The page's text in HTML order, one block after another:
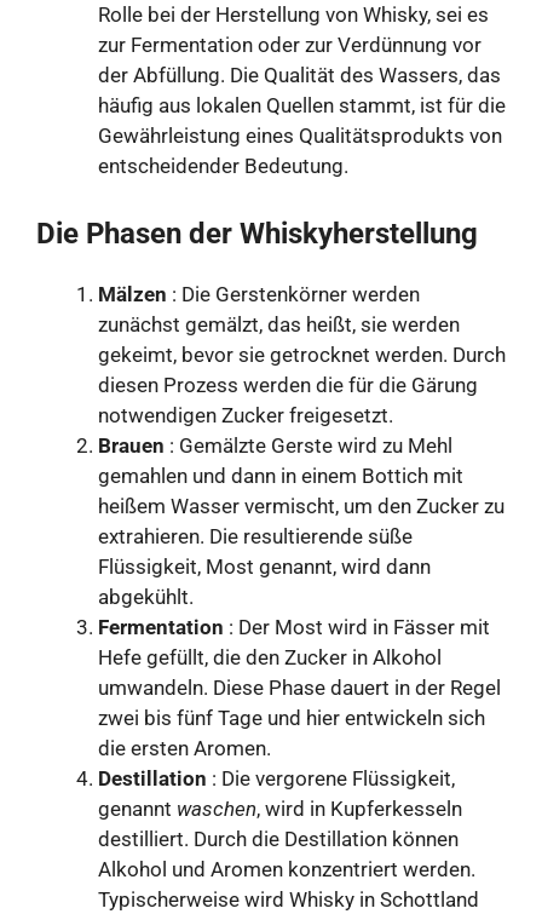
Rolle bei der Herstellung von Whisky, sei es
zur Fermentation oder zur Verdünnung vor
der Abfüllung. Die Qualität des Wassers, das
häufig aus lokalen Quellen stammt, ist für die
Gewährleistung eines Qualitätsprodukts von
entscheidender Bedeutung.
Die Phasen der Whiskyherstellung
Mälzen : Die Gerstenkörner werden
zunächst gemälzt, das heißt, sie werden
gekeimt, bevor sie getrocknet werden. Durch
diesen Prozess werden die für die Gärung
notwendigen Zucker freigesetzt.
Brauen : Gemälzte Gerste wird zu Mehl
gemahlen und dann in einem Bottich mit
heißem Wasser vermischt, um den Zucker zu
extrahieren. Die resultierende süße
Flüssigkeit, Most genannt, wird dann
abgekühlt.
Fermentation : Der Most wird in Fässer mit
Hefe gefüllt, die den Zucker in Alkohol
umwandeln. Diese Phase dauert in der Regel
zwei bis fünf Tage und hier entwickeln sich
die ersten Aromen.
Destillation : Die vergorene Flüssigkeit,
genannt waschen, wird in Kupferkesseln
destilliert. Durch die Destillation können
Alkohol und Aromen konzentriert werden.
Typischerweise wird Whisky in Schottland